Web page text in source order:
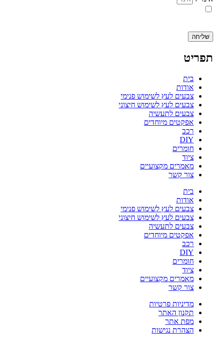
שליחה
תפריט
בית
אודות
צבעים לעץ לשימוש פנימי
צבעים לעץ לשימוש חיצוני
צבעים לתעשיה
אפקטים מיוחדים
רכב
DIY
חומרים
ציוד
מאמרים מקצועיים
צור קשר
בית
אודות
צבעים לעץ לשימוש פנימי
צבעים לעץ לשימוש חיצוני
צבעים לתעשיה
אפקטים מיוחדים
רכב
DIY
חומרים
ציוד
מאמרים מקצועיים
צור קשר
מדיניות פרטיות
תקנון האתר
מפת אתר
הצהרת נגישות